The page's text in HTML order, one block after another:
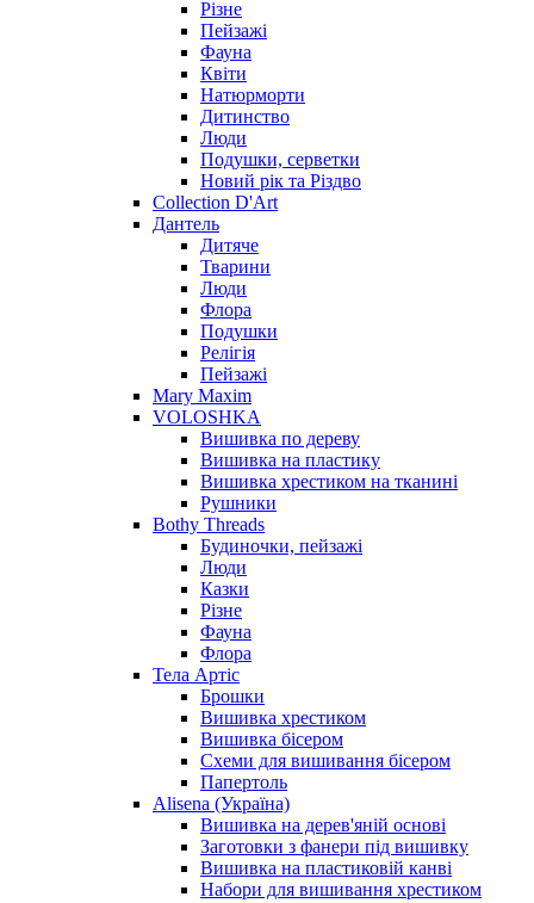
Різне
Пейзажі
Фауна
Квіти
Натюрморти
Дитинство
Люди
Подушки, серветки
Новий рік та Різдво
Collection D'Art
Дантель
Дитяче
Тварини
Люди
Флора
Подушки
Релігія
Пейзажі
Mary Maxim
VOLOSHKA
Вишивка по дереву
Вишивка на пластику
Вишивка хрестиком на тканині
Рушники
Bothy Threads
Будиночки, пейзажі
Люди
Казки
Різне
Фауна
Флора
Тела Артіс
Брошки
Вишивка хрестиком
Вишивка бісером
Схеми для вишивання бісером
Папертоль
Alisena (Україна)
Вишивка на дерев'яній основі
Заготовки з фанери під вишивку
Вишивка на пластиковій канві
Набори для вишивання хрестиком